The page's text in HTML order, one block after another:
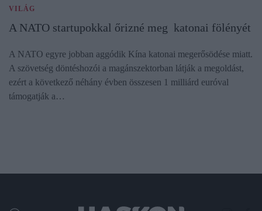
VILÁG
A NATO startupokkal őrizné meg katonai fölényét
A NATO egyre jobban aggódik Kína katonai megerősödése miatt.
A szövetség döntéshozói a magánszektorban látják a megoldást,
ezért a következő néhány évben összesen 1 milliárd euróval
támogatják a…